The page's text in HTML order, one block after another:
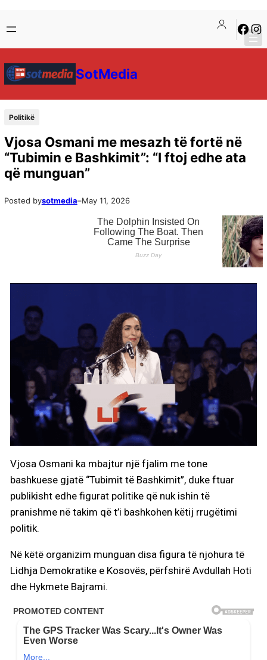
SotMedia
Politikë
Vjosa Osmani me mesazh të fortë në
“Tubimin e Bashkimit”: “I ftoj edhe ata
që munguan”
Posted bysotmedia–May 11, 2026
Vjosa Osmani ka mbajtur një fjalim me tone
bashkuese gjatë “Tubimit të Bashkimit”, duke ftuar
publikisht edhe figurat politike që nuk ishin të
pranishme në takim që t’i bashkohen këtij rrugëtimi
politik.
Në këtë organizim munguan disa figura të njohura të
Lidhja Demokratike e Kosovës, përfshirë Avdullah Hoti
dhe Hykmete Bajrami.